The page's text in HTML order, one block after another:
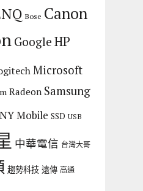
Bose Canon
Google HP
Microsoft
Radeon Samsung
Mobile SSD USB
中華電信 台灣大哥
趨勢科技 遠傳 高通